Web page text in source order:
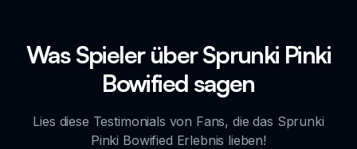
Was Spieler über Sprunki Pinki
Bowified sagen
Lies diese Testimonials von Fans, die das Sprunki
Pinki Bowified Erlebnis lieben!